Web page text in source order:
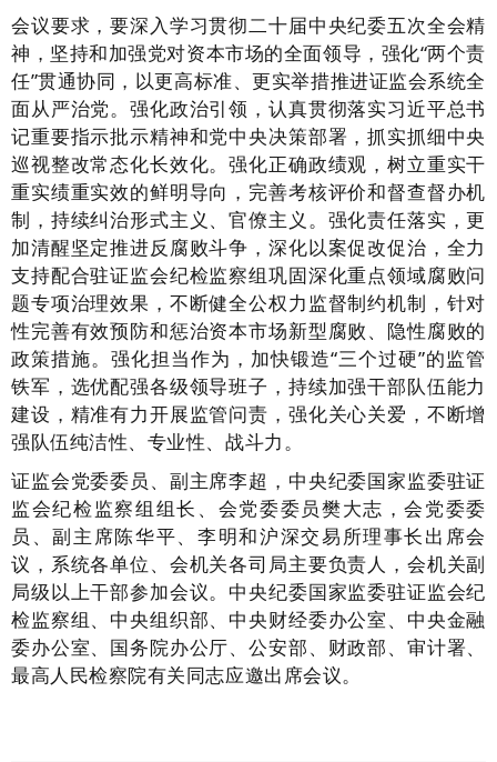
会议要求，要深入学习贯彻二十届中央纪委五次全会精
神，坚持和加强党对资本市场的全面领导，强化“两个责
任”贯通协同，以更高标准、更实举措推进证监会系统全
面从严治党。强化政治引领，认真贯彻落实习近平总书
记重要指示批示精神和党中央决策部署，抓实抓细中央
巡视整改常态化长效化。强化正确政绩观，树立重实干
重实绩重实效的鲜明导向，完善考核评价和督查督办机
制，持续纠治形式主义、官僚主义。强化责任落实，更
加清醒坚定推进反腐败斗争，深化以案促改促治，全力
支持配合驻证监会纪检监察组巩固深化重点领域腐败问
题专项治理效果，不断健全公权力监督制约机制，针对
性完善有效预防和惩治资本市场新型腐败、隐性腐败的
政策措施。强化担当作为，加快锻造“三个过硬”的监管
铁军，选优配强各级领导班子，持续加强干部队伍能力
建设，精准有力开展监管问责，强化关心关爱，不断增
强队伍纯洁性、专业性、战斗力。
证监会党委委员、副主席李超，中央纪委国家监委驻证
监会纪检监察组组长、会党委委员樊大志，会党委委
员、副主席陈华平、李明和沪深交易所理事长出席会
议，系统各单位、会机关各司局主要负责人，会机关副
局级以上干部参加会议。中央纪委国家监委驻证监会纪
检监察组、中央组织部、中央财经委办公室、中央金融
委办公室、国务院办公厅、公安部、财政部、审计署、
最高人民检察院有关同志应邀出席会议。